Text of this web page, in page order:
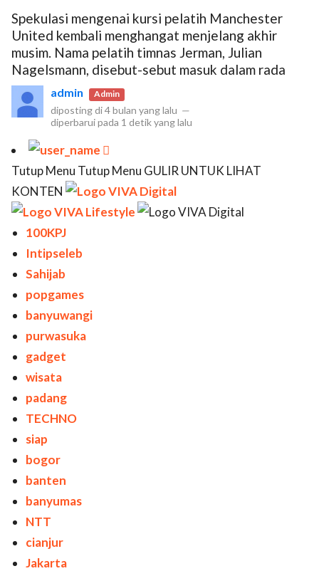
Spekulasi mengenai kursi pelatih Manchester
United kembali menghangat menjelang akhir
musim. Nama pelatih timnas Jerman, Julian
Nagelsmann, disebut-sebut masuk dalam rada
admin Admin
diposting di4 bulan yang lalu —
diperbarui pada 1 detik yang lalu

Tutup Menu Tutup Menu GULIR UNTUK LIHAT
KONTEN
100KPJ
Intipseleb
Sahijab
popgames
banyuwangi
purwasuka
gadget
wisata
padang
TECHNO
siap
bogor
banten
banyumas
NTT
cianjur
Jakarta